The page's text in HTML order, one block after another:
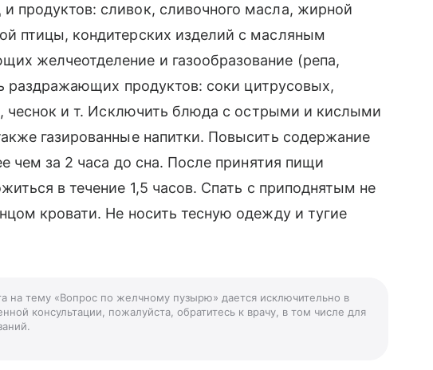
продуктов: сливок, сливочного масла, жирной
птицы, кондитерских изделий с масляным
желчеотделение и газообразование (репа,
раздражающих продуктов: соки цитрусовых,
чеснок и т. Исключить блюда с острыми и кислыми
газированные напитки. Повысить содержание
чем за 2 часа до сна. После принятия пищи
в течение 1,5 часов. Спать с приподнятым не
кровати. Не носить тесную одежду и тугие
на тему «Вопрос по желчному пузырю» дается исключительно в
консультации, пожалуйста, обратитесь к врачу, в том числе для